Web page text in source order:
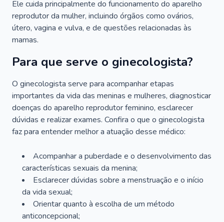
Ele cuida principalmente do funcionamento do aparelho
reprodutor da mulher, incluindo órgãos como ovários,
útero, vagina e vulva, e de questões relacionadas às
mamas.
Para que serve o ginecologista?
O ginecologista serve para acompanhar etapas
importantes da vida das meninas e mulheres, diagnosticar
doenças do aparelho reprodutor feminino, esclarecer
dúvidas e realizar exames. Confira o que o ginecologista
faz para entender melhor a atuação desse médico:
Acompanhar a puberdade e o desenvolvimento das
características sexuais da menina;
Esclarecer dúvidas sobre a menstruação e o início
da vida sexual;
Orientar quanto à escolha de um método
anticoncepcional;